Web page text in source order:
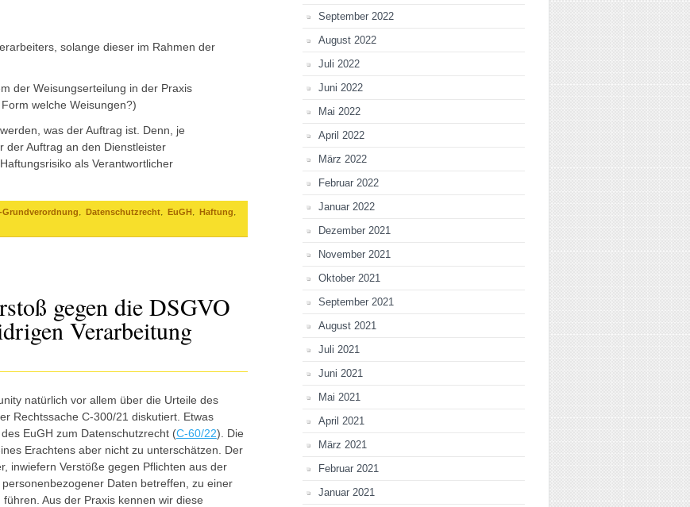
solange dieser im Rahmen der
der Weisungserteilung in der Praxis
welche Weisungen?)
was der Auftrag ist. Denn, je
der Auftrag an den Dienstleister
als Verantwortlicher
Grundverordnung, Datenschutzrecht, EuGH , Haftung ,
gegen die DSGVO
Verarbeitung
natürlich vor allem über die Urteile des
Rechtssache C-300/21 diskutiert. Etwas
EuGH zum Datenschutzrecht (C-60/22). Die
Erachtens aber nicht zu unterschätzen. Der
inwiefern Verstöße gegen Pflichten aus der
Daten betreffen, zu einer
Aus der Praxis kennen wir diese
September 2022
August 2022
Juli 2022
Juni 2022
Mai 2022
April 2022
März 2022
Februar 2022
Januar 2022
Dezember 2021
November 2021
Oktober 2021
September 2021
August 2021
Juli 2021
Juni 2021
Mai 2021
April 2021
März 2021
Februar 2021
Januar 2021